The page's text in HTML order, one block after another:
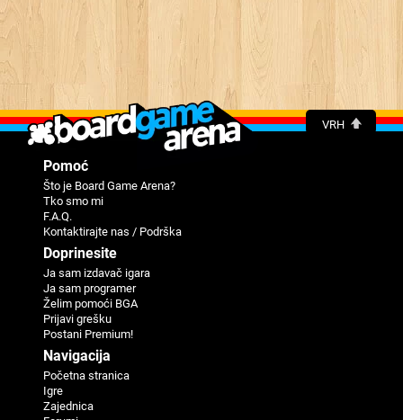
VRH
Pomoć
Što je Board Game Arena?
Tko smo mi
F.A.Q.
Kontaktirajte nas / Podrška
Doprinesite
Ja sam izdavač igara
Ja sam programer
Žеlim pomoći BGA
Priјavi grеšku
Postani Premium!
Navigaciјa
Početna stranica
Igre
Zajednica